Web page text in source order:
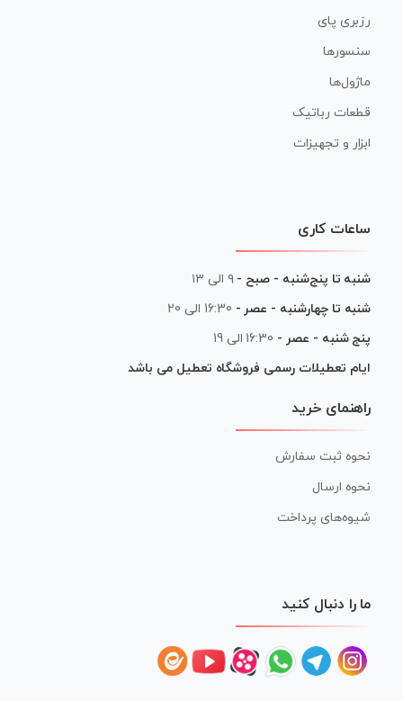
رزبری پای
سنسورها
ماژول‌ها
قطعات رباتیک
ابزار و تجهیزات
ساعات کاری
شنبه تا پنج‌شنبه - صبح - ۹ الی ۱۳
شنبه تا چهارشنبه - عصر - 16:30 الی 20
پنج شنبه - عصر - 16:30 الی 19
ایام تعطیلات رسمی فروشگاه تعطیل می باشد
راهنمای خرید
نحوه ثبت سفارش
نحوه ارسال
شیوه‌های پرداخت
ما را دنبال کنید